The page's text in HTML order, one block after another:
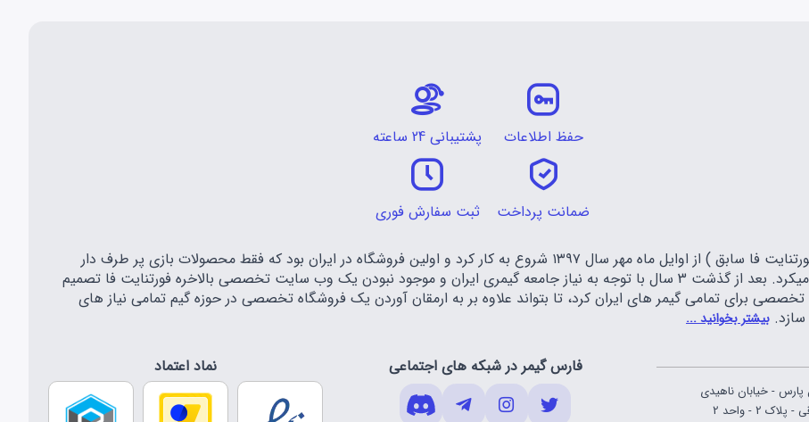
حفظ اطلاعات پشتیبانی 24 ساعته
ضمانت پرداخت ثبت سفارش فوری
تیم فارس گیمر ( فورتنایت فا سابق ) از اوایل ماه مهر سال ۱۳۹۷ شروع به کار کرد و اولین فروشگاه در ایران بود که فقط محصولات بازی پر طرف دار
فورتنایت را عرضه میکرد. بعد از گذشت 3 سال با توجه به نیاز جامعه گیمری ایران و موجود نبودن یک وب سایت تخصصی بالاخره فورتنایت فا تصمیم
برای تمامی گیمر های ایران کرد، تا بتواند علاوه بر به ارمقان آوردن یک فروشگاه تخصصی در حوزه گیم تمامی نیاز های
بیشتر بخوانید ...
پارس - خیابان ناهیدی
2 - واحد 2
فارس گیمر در شبکه های اجتماعی نماد اعتماد